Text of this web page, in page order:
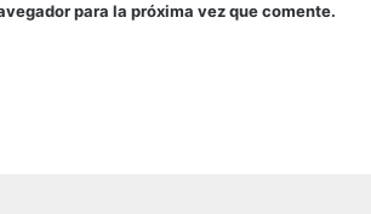
para la próxima vez que comente.